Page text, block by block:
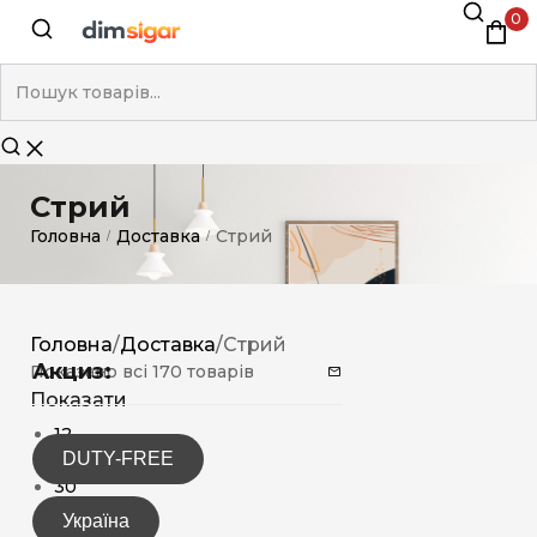
0
Стрий
Головна / Доставка / Стрий
Акциз:
DUTY-FREE
Україна
Головна/Доставка/Стрий
Показано всі 170 товарів
Показати
12
15
30